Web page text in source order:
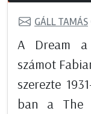
GÁLL TAMÁS
A Dream
számot
szerezte
ban a The